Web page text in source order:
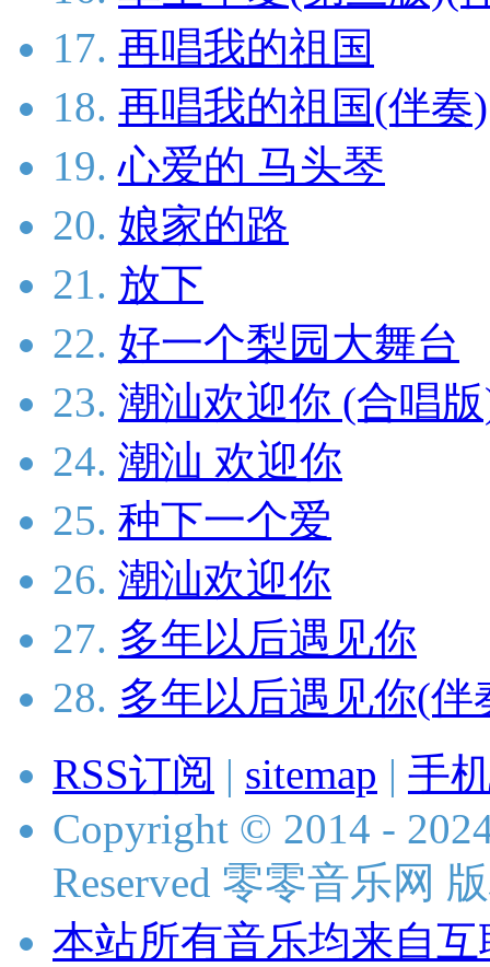
17. 再唱我的祖国
18. 再唱我的祖国(伴奏)
19. 心爱的 马头琴
20. 娘家的路
21. 放下
22. 好一个梨园大舞台
23. 潮汕欢迎你 (合唱
24. 潮汕 欢迎你
25. 种下一个爱
26. 潮汕欢迎你
27. 多年以后遇见你
28. 多年以后遇见你(伴
RSS订阅 | sitemap | 手
Copyright © 2014 -
Reserved 零零音乐网
本站所有音乐均来自